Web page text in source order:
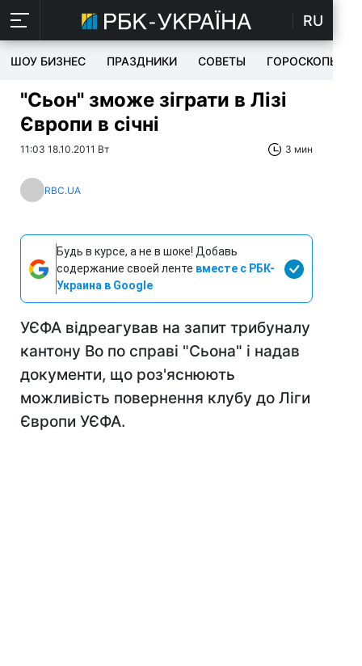
RU
ШОУ БИЗНЕС ПРАЗДНИКИ СОВЕТЫ ГОРОСКОПЫ
"Сьон" зможе зіграти в Лізі
Європи в січні
11:03 18.10.2011 Вт 3 мин
RBC.UA
Будь в курсе, а не в шоке! Добавь
содержание своей ленте вместе с РБК-
Украина в Google
УЄФА відреагував на запит трибуналу
кантону Во по справі "Сьона" і надав
документи, що роз'яснюють
можливість повернення клубу до Ліги
Європи УЄФА.